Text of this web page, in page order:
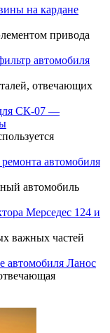
на кардане
привода
автомобиля
отвечающих
для СК-07 —
автомобиля
автомобиль
Мерседес 124 и
важных частей
автомобиля Ланос